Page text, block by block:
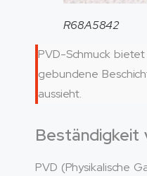
R68A5842
PVD-Schmuck
gebundene
aussieht.
Beständigkeit
PVD (Physikalische